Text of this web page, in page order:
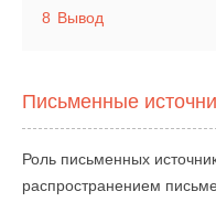
8 Вывод
Письменные
Роль письменных
распространением